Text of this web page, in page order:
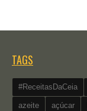
TAGS
#ReceitasDaCeia
azeite açúcar